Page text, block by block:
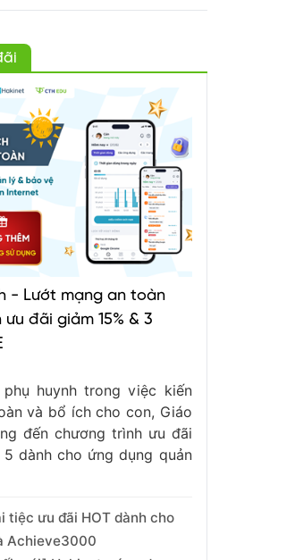
- Lướt mạng an toàn
đãi giảm 15% & 3
huynh trong việc kiến
và bổ ích cho con, Giáo
đến chương trình ưu đãi
dành cho ứng dụng quản
tiệc ưu đãi HOT dành cho
Achieve3000